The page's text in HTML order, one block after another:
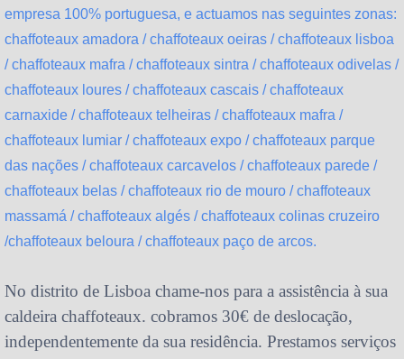
empresa 100% portuguesa, e actuamos nas seguintes zonas:
chaffoteaux amadora / chaffoteaux oeiras / chaffoteaux lisboa
/ chaffoteaux mafra / chaffoteaux sintra / chaffoteaux odivelas /
chaffoteaux loures / chaffoteaux cascais / chaffoteaux
carnaxide / chaffoteaux telheiras / chaffoteaux mafra /
chaffoteaux lumiar / chaffoteaux expo / chaffoteaux parque
das nações / chaffoteaux carcavelos / chaffoteaux parede /
chaffoteaux belas / chaffoteaux rio de mouro / chaffoteaux
massamá / chaffoteaux algés / chaffoteaux colinas cruzeiro
/chaffoteaux beloura / chaffoteaux paço de arcos.
No distrito de Lisboa chame-nos para a assistência à sua
caldeira chaffoteaux. cobramos 30€ de deslocação,
independentemente da sua residência. Prestamos serviços